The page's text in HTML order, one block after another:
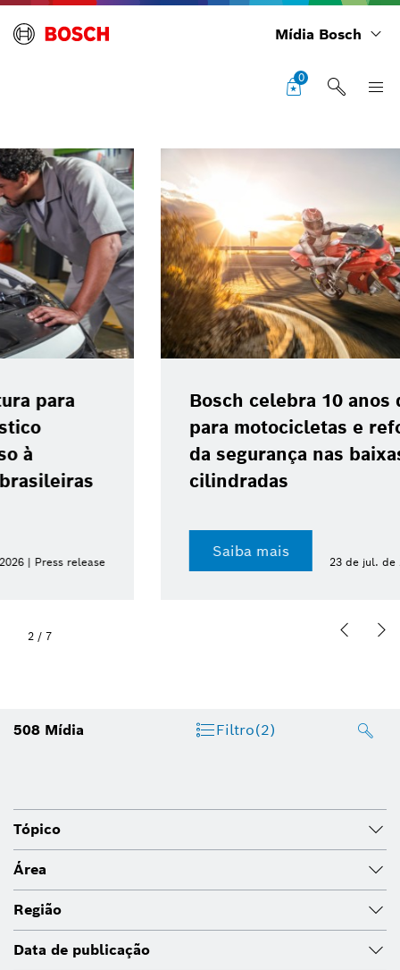
Mídia Bosch
0
Bosch celebra 10 anos do ABS 10
para motocicletas e reforça avanço
da segurança nas baixas
cilindradas
23 de jul. de 2026 | Press release
2 / 7
508 Mídia Filtro(2)
Tópico
Área
Região
Data de publicação